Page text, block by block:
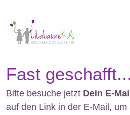
Fast geschafft...
Bitte besuche jetzt Dein E-
auf den Link in der E-Mail,